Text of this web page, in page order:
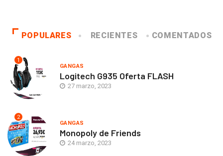
POPULARES RECIENTES COMENTADOS
1
GANGAS
Logitech G935 Oferta FLASH
27 marzo, 2023
2
GANGAS
Monopoly de Friends
24 marzo, 2023